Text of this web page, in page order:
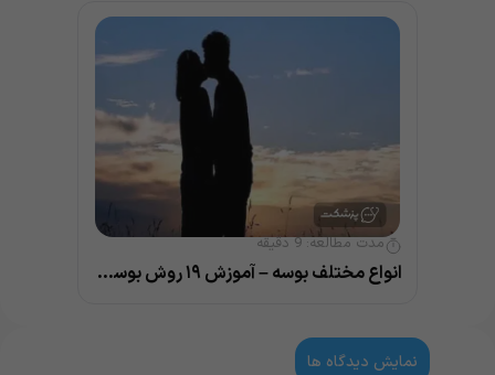
مدت مطالعه:9 دقیقه
انواع مختلف بوسه – آموزش ۱۹ روش بوسیدن و نکات مهم آن
نمایش دیدگاه ها